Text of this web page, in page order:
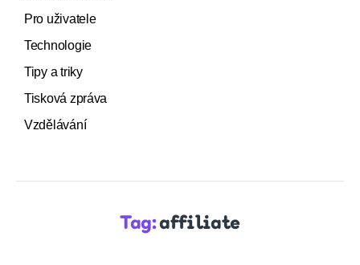
Pro uživatele
Technologie
Tipy a triky
Tisková zpráva
Vzdělávání
Tag:affiliate